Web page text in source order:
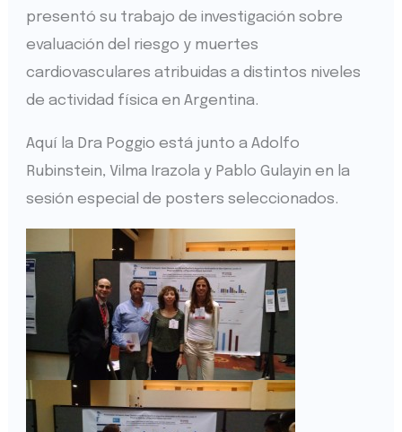
presentó su trabajo de investigación sobre
evaluación del riesgo y muertes
cardiovasculares atribuidas a distintos niveles
de actividad física en Argentina.
Aquí la Dra Poggio está junto a Adolfo
Rubinstein, Vilma Irazola y Pablo Gulayin en la
sesión especial de posters seleccionados.